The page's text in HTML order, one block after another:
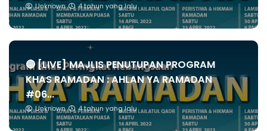
Unknown 4 tahun yang lalu
🔴 [LIVE] MAJLIS PENUTUPAN PROGRAM
KHAS RAMADAN : AHLAN YA RAMADAN
#06...
Unknown 4 tahun yang lalu